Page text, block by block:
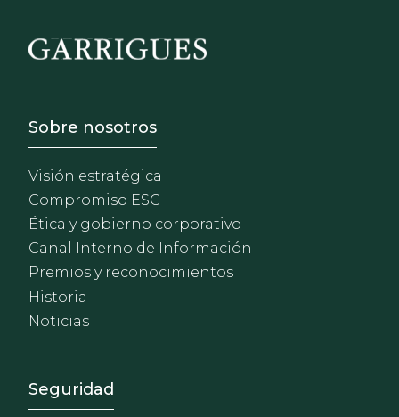
Footer - Sobre Nosotros
Sobre nosotros
Visión estratégica
Compromiso ESG
Ética y gobierno corporativo
Canal Interno de Información
Premios y reconocimientos
Historia
Noticias
Footer - Extranet y
Seguridad